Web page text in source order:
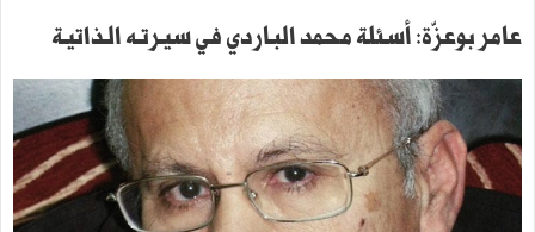
عامر بوعزّة: أسئلة محمد البـاردي في سيـرتـه الـذاتيـة